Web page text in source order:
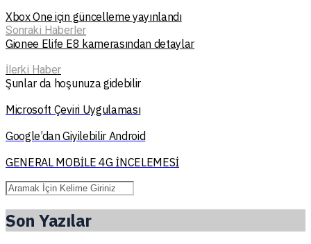
Xbox One için güncelleme yayınlandı
Sonraki Haberler
Gionee Elife E8 kamerasından detaylar
İlerki Haber
Şunlar da hoşunuza gidebilir
Microsoft Çeviri Uygulaması
Google’dan Giyilebilir Android
GENERAL MOBİLE 4G İNCELEMESİ
Son Yazılar